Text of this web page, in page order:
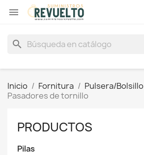

search
Inicio Fornitura Pulsera/Bolsillo
Pasadores de tornillo
PRODUCTOS
Pilas